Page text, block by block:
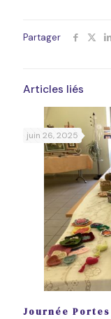
Partager
Articles liés
juin 26, 2025
Journée